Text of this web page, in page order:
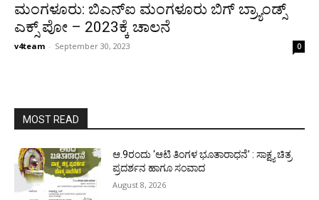
ಮಂಗಳೂರು: ಬಿಎನ್‍ಐ ಮಂಗಳೂರು ಬಿಗ್ ಬ್ರ್ಯಾಂಡ್ಸ್
ಎಕ್ಸ್ ಪೋ – 2023ಕ್ಕೆ ಚಾಲನೆ
v4team - September 30, 2023 0
MOST READ
ಆ.9ರಂದು ‘ಆಟಿ ತಿಂಗಳ ಭೂತಾರಾಧನೆ’ : ಸಾಕ್ಷ್ಯ ಚಿತ್ರ
ಪ್ರದರ್ಶನ ಹಾಗೂ ಸಂವಾದ
August 8, 2026